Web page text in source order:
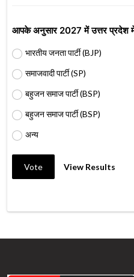
आपके अनुसार 2027 में उत्तर प्रदेश
भारतीय जनता पार्टी (BJP)
समाजवादी पार्टी (SP)
बहुजन समाज पार्टी (BSP)
बहुजन समाज पार्टी (BSP)
अन्य
Vote View Results